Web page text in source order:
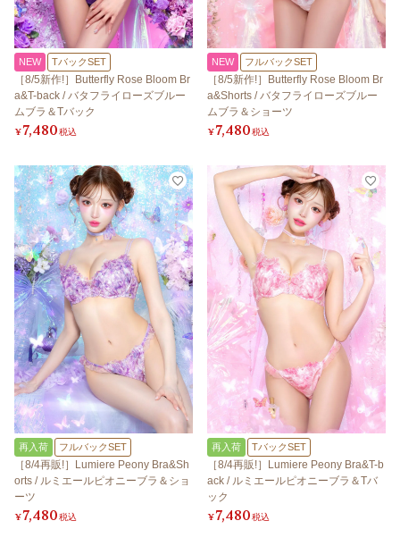
NEW TバックSET
［8/5新作!］Butterfly Rose Bloom Br
a&T-back / バタフライローズブルー
ムブラ＆Tバック
¥7,480税込
NEW フルバックSET
［8/5新作!］Butterfly Rose Bloom Br
a&Shorts / バタフライローズブルー
ムブラ＆ショーツ
¥7,480税込
再入荷 フルバックSET
［8/4再販!］Lumiere Peony Bra&Sh
orts / ルミエールピオニーブラ＆ショ
ーツ
¥7,480税込
再入荷 TバックSET
［8/4再販!］Lumiere Peony Bra&T-b
ack / ルミエールピオニーブラ＆Tバ
ック
¥7,480税込